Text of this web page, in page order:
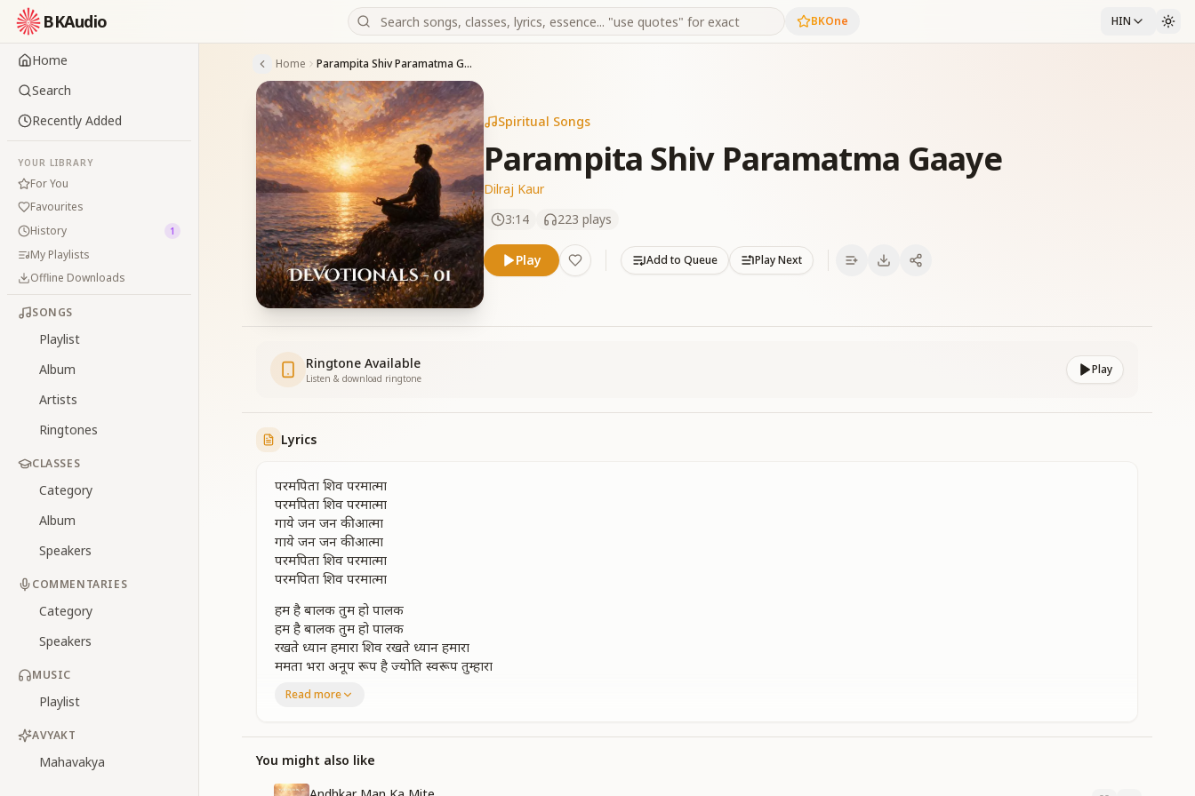
BKAudio BKOne HIN
Home
Search
Recently Added
YOUR LIBRARY
For You
Favourites
History
1
My Playlists
Offline Downloads
SONGS
Playlist
Album
Artists
Ringtones
CLASSES
Category
Album
Speakers
COMMENTARIES
Category
Speakers
MUSIC
Playlist
AVYAKT
Mahavakya
Home Parampita Shiv Paramatma Gaaye
Spiritual Songs
Parampita Shiv Paramatma Gaaye
Dilraj Kaur
3:14
223 plays
Play Add to Queue Play Next
Ringtone Available
Listen & download ringtone
Play
Lyrics
परमपिता शिव परमात्मा
परमपिता शिव परमात्मा
गाये जन जन की आत्मा
गाये जन जन की आत्मा
परमपिता शिव परमात्मा
परमपिता शिव परमात्मा
हम है बालक तुम हो पालक
हम है बालक तुम हो पालक
रखते ध्यान हमारा शिव रखते ध्यान हमारा
ममता भरा अनूप रूप है ज्योति स्वरूप तुम्हारा
परमपिता शिव परमात्मा
युग युगसे बिछड़े है बाबा
युग युगसे बिछड़े है बाबा
प्यार करो अपनालो प्यार करो अपनालो
Read more
You might also like